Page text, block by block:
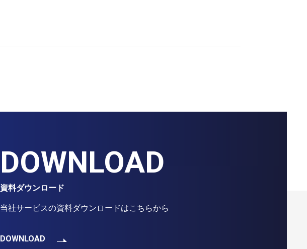
DOWNLOAD
資料ダウンロード
当社サービスの資料ダウンロードはこちらから
DOWNLOAD